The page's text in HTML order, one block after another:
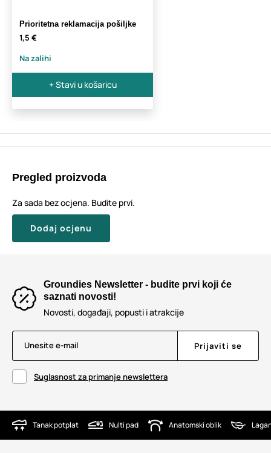
Prioritetna reklamacija pošiljke
1,5 €
Na zalihi
+ Stavi u košaricu
Pregled proizvoda
Za sada bez ocjena. Budite prvi.
Dodaj ocjenu
Groundies Newsletter - budite prvi koji će
saznati novosti!
Novosti, događaji, popusti i atrakcije
Unesite e-mail Prijaviti se
Suglasnost za primanje newslettera
Tanak potplat Nulti pad Anatomski oblik